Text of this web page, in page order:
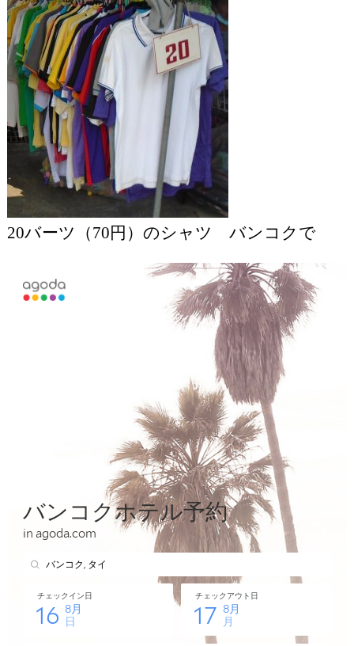
20バーツ（70円）のシャツ バンコクで